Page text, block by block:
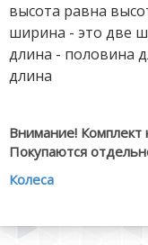
высота равна
ширина - это две
длина - половина
длина
Внимание! Комплект
Покупаются
Колеса